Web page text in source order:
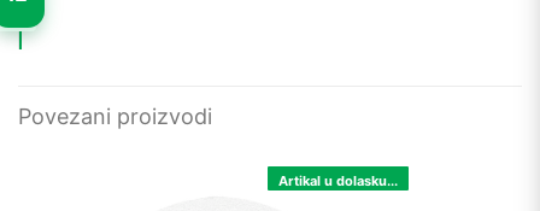
Povezani proizvodi
Artikal u dolasku...